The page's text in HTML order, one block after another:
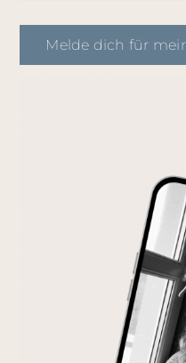
Melde dich für